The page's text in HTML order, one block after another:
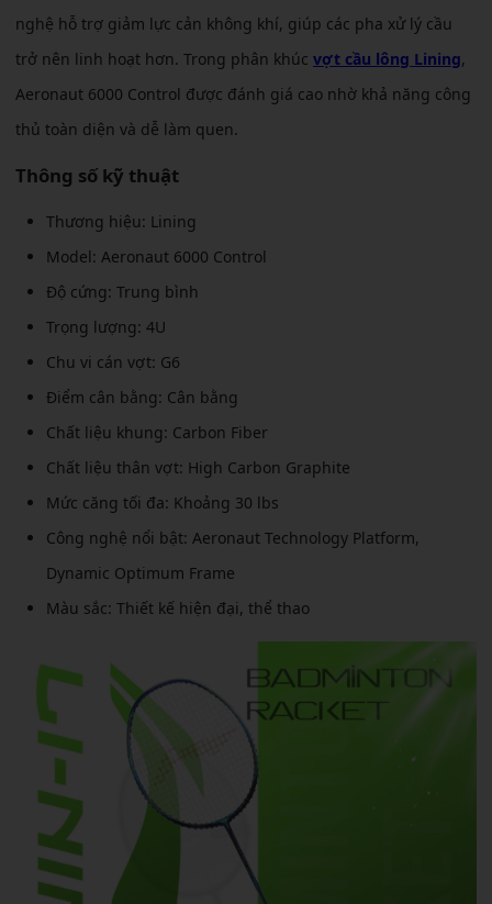
nghệ hỗ trợ giảm lực cản không khí, giúp các pha xử lý cầu
trở nên linh hoạt hơn. Trong phân khúc vợt cầu lông Lining,
Aeronaut 6000 Control được đánh giá cao nhờ khả năng công
thủ toàn diện và dễ làm quen.
Thông số kỹ thuật
Thương hiệu: Lining
Model: Aeronaut 6000 Control
Độ cứng: Trung bình
Trọng lượng: 4U
Chu vi cán vợt: G6
Điểm cân bằng: Cân bằng
Chất liệu khung: Carbon Fiber
Chất liệu thân vợt: High Carbon Graphite
Mức căng tối đa: Khoảng 30 lbs
Công nghệ nổi bật: Aeronaut Technology Platform,
Dynamic Optimum Frame
Màu sắc: Thiết kế hiện đại, thể thao